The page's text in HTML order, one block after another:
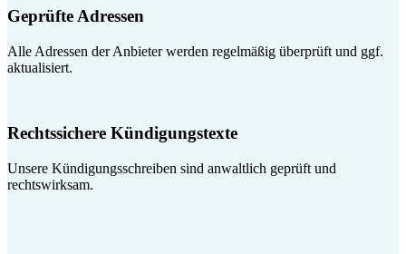
Geprüfte Adressen
Alle Adressen der Anbieter werden regelmäßig überprüft und ggf.
aktualisiert.
Rechtssichere Kündigungstexte
Unsere Kündigungsschreiben sind anwaltlich geprüft und
rechtswirksam.